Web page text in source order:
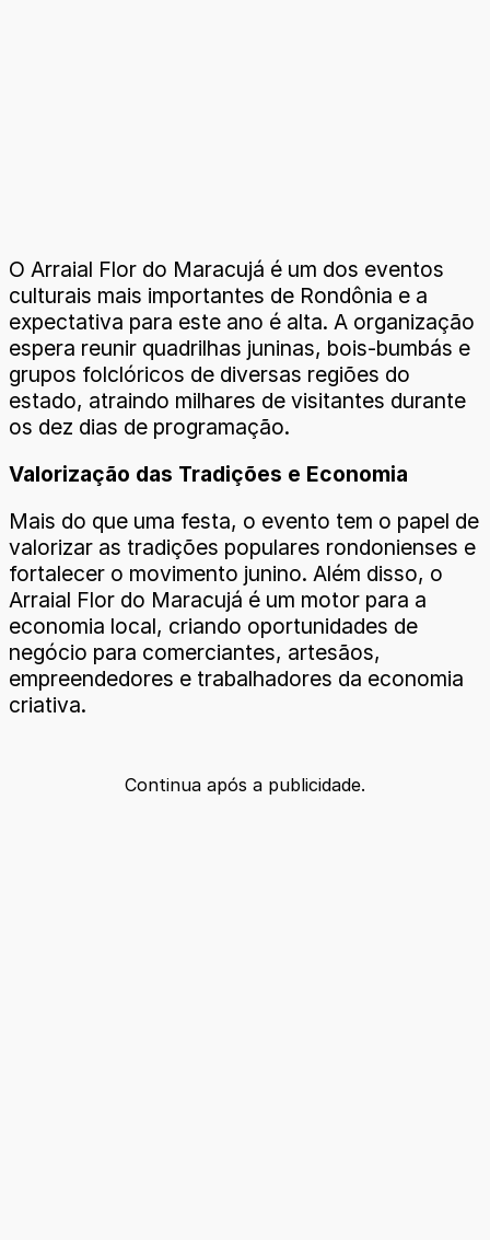
O Arraial Flor do Maracujá é um dos eventos
culturais mais importantes de Rondônia e a
expectativa para este ano é alta. A organização
espera reunir quadrilhas juninas, bois-bumbás e
grupos folclóricos de diversas regiões do
estado, atraindo milhares de visitantes durante
os dez dias de programação.
Valorização das Tradições e Economia
Mais do que uma festa, o evento tem o papel de
valorizar as tradições populares rondonienses e
fortalecer o movimento junino. Além disso, o
Arraial Flor do Maracujá é um motor para a
economia local, criando oportunidades de
negócio para comerciantes, artesãos,
empreendedores e trabalhadores da economia
criativa.
Continua após a publicidade.